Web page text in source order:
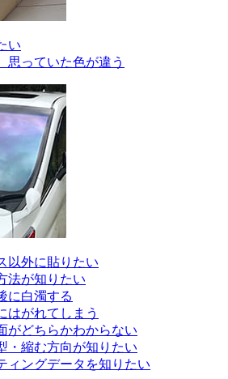
い
思っていた色が違う
以外に貼りたい
法が知りたい
に白濁する
はがれてしまう
がどちらかわからない
・縮む方向が知りたい
ィングデータを知りたい